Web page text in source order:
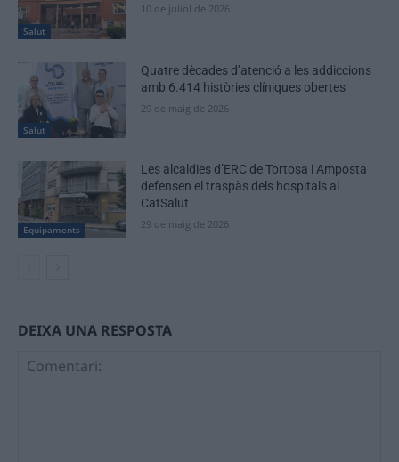
Salut
10 de juliol de 2026
Salut
Quatre dècades d’atenció a les addiccions
amb 6.414 històries clíniques obertes
29 de maig de 2026
Equipaments
Les alcaldies d’ERC de Tortosa i Amposta
defensen el traspàs dels hospitals al
CatSalut
29 de maig de 2026
DEIXA UNA RESPOSTA